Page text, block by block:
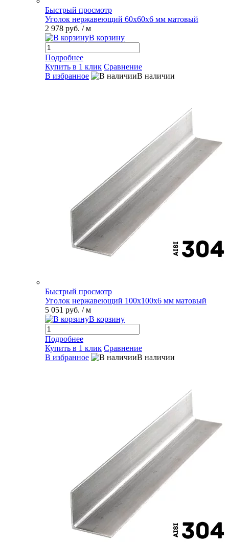
Быстрый просмотр
Уголок нержавеющий 60х60х6 мм матовый
2 978 руб. / м
В корзину
Подробнее
Купить в 1 клик Сравнение
В избранное
В наличии
Быстрый просмотр
Уголок нержавеющий 100х100х6 мм матовый
5 051 руб. / м
В корзину
Подробнее
Купить в 1 клик Сравнение
В избранное
В наличии